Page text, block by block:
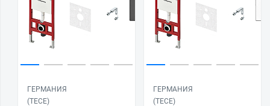
ГЕРМАНИЯ
(TECE)
ГЕРМАНИЯ
(TECE)